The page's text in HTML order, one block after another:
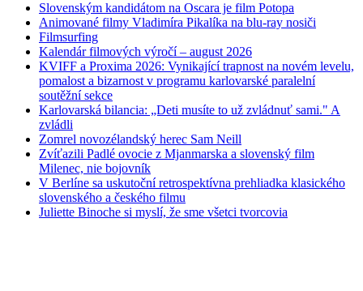
Slovenským kandidátom na Oscara je film Potopa
Animované filmy Vladimíra Pikalíka na blu-ray nosiči
Filmsurfing
Kalendár filmových výročí – august 2026
KVIFF a Proxima 2026: Vynikající trapnost na novém levelu,
pomalost a bizarnost v programu karlovarské paralelní
soutěžní sekce
Karlovarská bilancia: „Deti musíte to už zvládnuť sami." A
zvládli
Zomrel novozélandský herec Sam Neill
Zvíťazili Padlé ovocie z Mjanmarska a slovenský film
Milenec, nie bojovník
V Berlíne sa uskutoční retrospektívna prehliadka klasického
slovenského a českého filmu
Juliette Binoche si myslí, že sme všetci tvorcovia